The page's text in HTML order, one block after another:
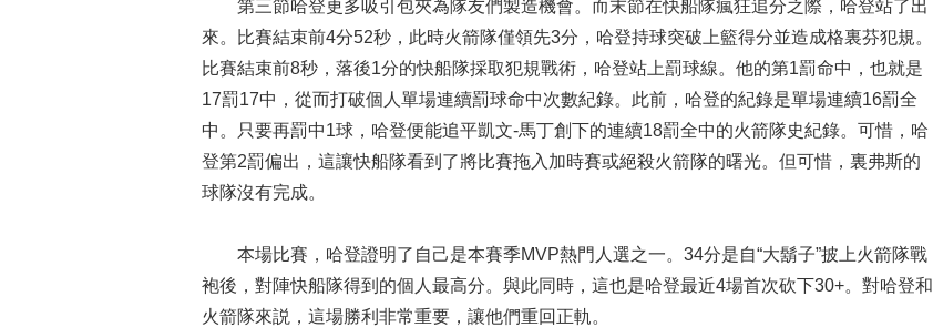
第三節哈登更多吸引包夾為隊友們製造機會。而末節在快船隊瘋狂追分之際，哈登站了出
來。比賽結束前4分52秒，此時火箭隊僅領先3分，哈登持球突破上籃得分並造成格裏芬犯規。
比賽結束前8秒，落後1分的快船隊採取犯規戰術，哈登站上罰球線。他的第1罰命中，也就是
17罰17中，從而打破個人單場連續罰球命中次數紀錄。此前，哈登的紀錄是單場連續16罰全
中。只要再罰中1球，哈登便能追平凱文-馬丁創下的連續18罰全中的火箭隊史紀錄。可惜，哈
登第2罰偏出，這讓快船隊看到了將比賽拖入加時賽或絕殺火箭隊的曙光。但可惜，裏弗斯的
球隊沒有完成。
本場比賽，哈登證明了自己是本賽季MVP熱門人選之一。34分是自“大鬍子”披上火箭隊戰
袍後，對陣快船隊得到的個人最高分。與此同時，這也是哈登最近4場首次砍下30+。對哈登和
火箭隊來説，這場勝利非常重要，讓他們重回正軌。